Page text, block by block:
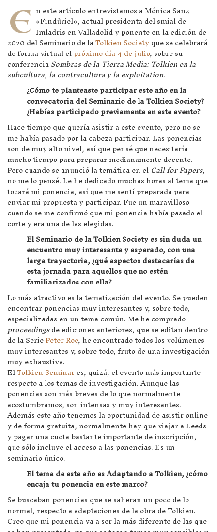
E n este artículo entrevistamos a Mónica Sanz
«Findûriel», actual presidenta del smial de
Imladris en Valladolid y ponente en la edición de
2020 del Seminario de laTolkien Societyque se celebrará
de forma virtual elpróximo día 4 de julio, sobre su
conferenciaSombras de la Tierra Media: Tolkien en la
subcultura, la contracultura y la exploitation.
¿Cómo te planteaste participar este año en la
convocatoria del Seminario de la Tolkien Society?
¿Habías participado previamente en este evento?
Hace tiempo que quería asistir a este evento, pero no se
me había pasado por la cabeza participar. Las ponencias
son de muy alto nivel, así que pensé que necesitaría
mucho tiempo para preparar medianamente decente.
Pero cuando se anunció la temática en elCall for Papers,
no me lo pensé. Le he dedicado muchas horas al tema que
tocará mi ponencia, así que me sentí preparada para
enviar mi propuesta y participar. Fue un maravilloso
cuando se me confirmó que mi ponencia había pasado el
corte y era una de las elegidas.
El Seminario de la Tolkien Society es sin duda un
encuentro muy interesante y esperado, con una
larga trayectoria, ¿qué aspectos destacarías de
esta jornada para aquellos que no estén
familiarizados con ella?
Lo más atractivo es la tematización del evento. Se pueden
encontrar ponencias muy interesantes y, sobre todo,
especializadas en un tema común. Me he comprado
proceedingsde ediciones anteriores, que se editan dentro
de la SeriePeter Roe, he encontrado todos los volúmenes
muy interesantes y, sobre todo, fruto de una investigación
muy exhaustiva.
ElTolkien Seminares, quizá, el evento más importante
respecto a los temas de investigación. Aunque las
ponencias son más breves de lo que normalmente
acostumbramos, son intensas y muy interesantes.
Además este año tenemos la oportunidad de asistir online
y de forma gratuita, normalmente hay que viajar a Leeds
y pagar una cuota bastante importante de inscripción,
que sólo incluye el acceso a las ponencias. Es un
seminario único.
El tema de este año es Adaptando a Tolkien, ¿cómo
encaja tu ponencia en este marco?
Se buscaban ponencias que se salieran un poco de lo
normal, respecto a adaptaciones de la obra de Tolkien.
Creo que mi ponencia va a ser la más diferente de las que